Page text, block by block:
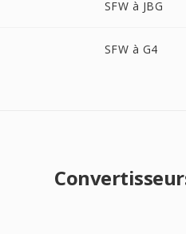
SFW à JBG
SFW à G4